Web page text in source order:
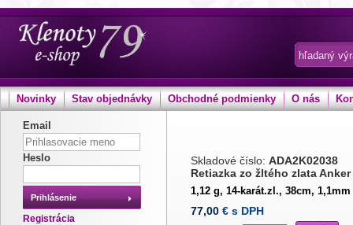
Novinky Stav objednávky Obchodné podmienky O nás
Email
Heslo
Prihlásenie
Registrácia
Skladové číslo: ADA2K02038
Retiazka zo žltého zlata
1,12 g, 14-karát.zl., 38cm, 1,1mm
77,00 € s DPH